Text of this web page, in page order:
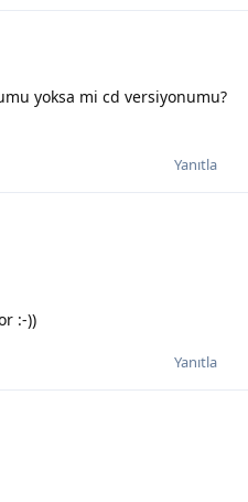
yoksa mi cd versiyonumu?
Yanıtla
:-))
Yanıtla